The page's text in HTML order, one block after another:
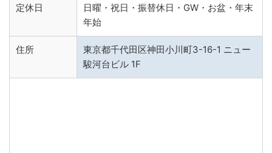
定休日
日曜・祝日・振替休日・GW・お盆・年末
年始
住所
東京都千代田区神田小川町3-16-1 ニュー
駿河台ビル 1F